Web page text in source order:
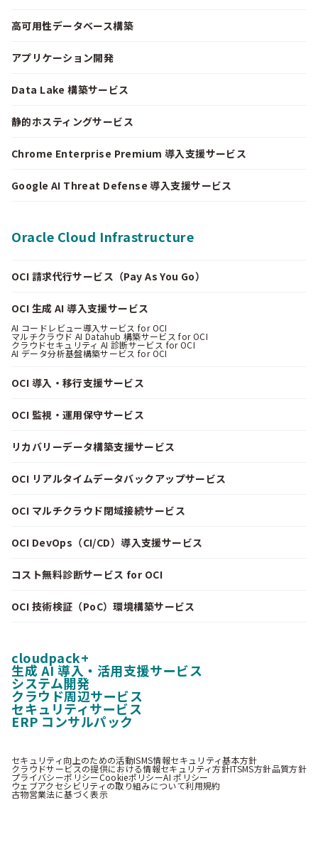
高可用性データベース構築
アプリケーション開発
Data Lake 構築サービス
静的ホスティングサービス
Chrome Enterprise Premium 導入支援サービス
Google AI Threat Defense 導入支援サービス
Oracle Cloud Infrastructure
OCI 請求代行サービス（Pay As You Go）
OCI 生成 AI 導入支援サービス
AI コードレビュー導入サービス for OCI
マルチクラウド AI Datahub 構築サービス for OCI
クラウドセキュリティ AI 診断サービス for OCI
AI データ分析基盤構築サービス for OCI
OCI 導入・移行支援サービス
OCI 監視・運用保守サービス
リカバリーデータ構築支援サービス
OCI リアルタイムデータバックアップサービス
OCI マルチクラウド閉域接続サービス
OCI DevOps（CI/CD）導入支援サービス
コスト無料診断サービス for OCI
OCI 技術検証（PoC）環境構築サービス
cloudpack+
生成 AI 導入・活用支援サービス
システム開発
クラウド周辺サービス
セキュリティサービス
ERP コンサルパック
セキュリティ向上のための活動ISMS情報セキュリティ基本方針
クラウドサービスの提供における情報セキュリティ方針ITSMS方針品質方針
プライバシーポリシーCookieポリシーAI ポリシー
ウェブアクセシビリティの取り組みについて利用規約
古物営業法に基づく表示